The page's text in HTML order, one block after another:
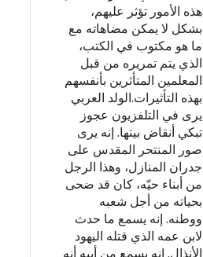
هذه الأمور تؤثر عليهم،
بشكل لا يمكن مضاهاته مع
ما هو مكتوب في الكتب،
الذي يتم تمريره من قبل
المعلمين المتأثرين بأنفسهم
بهذه التأثيرات.الولد العربي
يرى في التلفزيون عجوز
تبكي أنقاض بيتها. إنه يرى
صور المنتحر المقدس على
جدران المنازل، وهذا الرجل
من أبناء حيّه، كان قد ضحى
بحياته من أجل شعبه
ووطنه. إنه يسمع ما حدث
لابن عمه الذي قتله اليهود
الأنذال. إنه يسمع من أبيه أنه